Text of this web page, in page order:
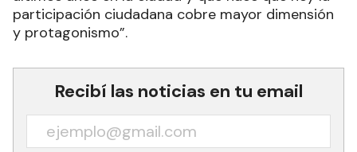
participación ciudadana cobre mayor dimensión
y protagonismo”.
Recibí las noticias en tu email